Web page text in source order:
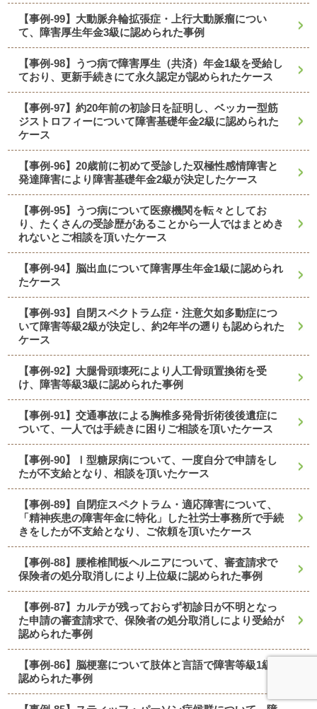
【事例-99】大動脈弁輪拡張症・上行大動脈瘤につい
て、障害厚生年金3級に認められた事例
【事例-98】うつ病で障害厚生（共済）年金1級を受給し
ており、更新手続きにて永久認定が認められたケース
【事例-97】約20年前の初診日を証明し、ベッカー型筋
ジストロフィーについて障害基礎年金2級に認められた
ケース
【事例-96】20歳前に初めて受診した双極性感情障害と
発達障害により障害基礎年金2級が決定したケース
【事例-95】うつ病について医療機関を転々としてお
り、たくさんの受診歴があることから一人ではまとめき
れないとご相談を頂いたケース
【事例-94】脳出血について障害厚生年金1級に認められ
たケース
【事例-93】自閉スペクトラム症・注意欠如多動症につ
いて障害等級2級が決定し、約2年半の遡りも認められた
ケース
【事例-92】大腿骨頭壊死により人工骨頭置換術を受
け、障害等級3級に認められた事例
【事例-91】交通事故による胸椎多発骨折術後後遺症に
ついて、一人では手続きに困りご相談を頂いたケース
【事例-90】Ⅰ型糖尿病について、一度自分で申請をし
たが不支給となり、相談を頂いたケース
【事例-89】自閉症スペクトラム・適応障害について、
「精神疾患の障害年金に特化」した社労士事務所で手続
きをしたが不支給となり、ご依頼を頂いたケース
【事例-88】腰椎椎間板ヘルニアについて、審査請求で
保険者の処分取消しにより上位級に認められた事例
【事例-87】カルテが残っておらず初診日が不明となっ
た申請の審査請求で、保険者の処分取消しにより受給が
認められた事例
【事例-86】脳梗塞について肢体と言語で障害等級1級に
認められた事例